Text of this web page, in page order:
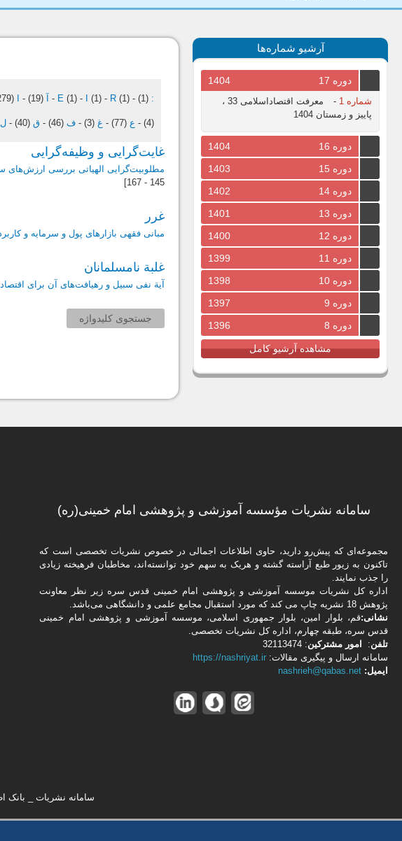
آرشیو شماره‌ها
دوره 17 1404
شماره 1 -
معرفت اقتصاداسلامی 33 ،
پاییز و زمستان 1404
دوره 16
1404
دوره 15
1403
دوره 14
1402
دوره 13
1401
دوره 12
1400
دوره 11
1399
دوره 10
1398
دوره 9
1397
دوره 8
1396
مشاهده آرشیو کامل
:
(1)
-
E (1)- (1)- R (1)
-
(19)
-
(279)
(4)
- ع(77)
- غ(3)
- ف(46)
- ق(40)
- ل
غایت‌گرایی و وظیفه‌گرایی
مطلوبیت‌گرایی الهیاتی بررسی ارزش‌های
145 - 167]
غرر
مبانی فقهی بازارهای پول و سرمایه و
غلبة نامسلمانان
آیة نفی سبیل و رهیافت‌های آن برای
جستجوی کلیدواژه
سامانه نشریات مؤسسه آموزشی و پژوهشی امام خمینی(ره)
مجموعه‌ای که پیش‌رو دارید،‌ حاوی اطلاعات اجمالی در خصوص نشریات تخصصی است که
تاکنون به زیور طبع آراسته گشته و هریک به سهم خود توانسته‌اند، مخاطبان فرهیخته‌ زیادی
را جذب نمایند.
اداره كل نشریات موسسه آموزشی و پژوهشی امام خمینی قدس سره زیر نظر معاونت
پژوهش 18 نشریه چاپ می کند که مورد استقبال مجامع علمی و دانشگاهی می‌باشد.
نشانی:قم، بلوار امین، بلوار جمهوری اسلامی، موسسه آموزشی و پژوهشی امام خمینی
قدس سره، طبقه چهارم، اداره كل نشریات تخصصی.
تلفن: امور مشتركین: 32113474
سامانه ارسال و پیگیری مقالات:https://nashriyat.ir
ایمیل:nashrieh@qabas.net
سامانه نشریات _